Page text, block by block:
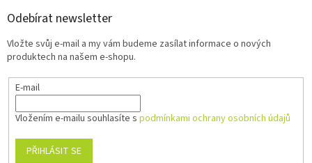
Odebírat newsletter
Vložte svůj e-mail a my vám budeme zasílat informace o nových
produktech na našem e-shopu.
E-mail
Vložením e-mailu souhlasíte s podmínkami ochrany osobních údajů
PŘIHLÁSIT SE